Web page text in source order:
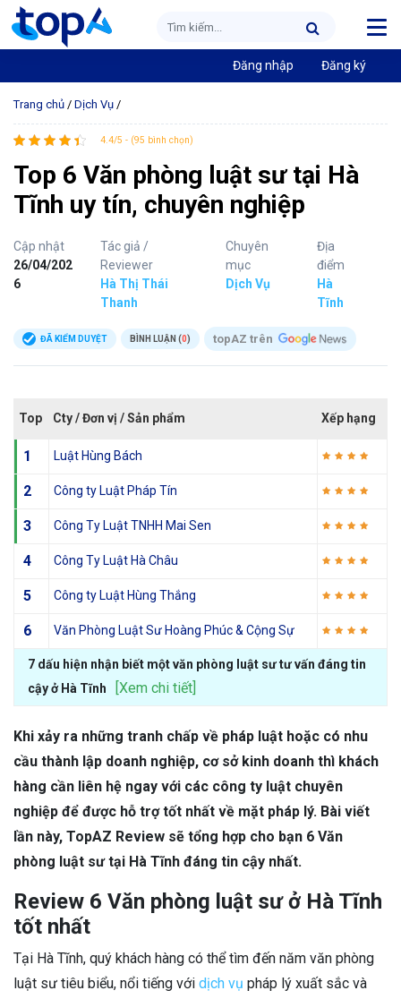
Đăng nhập Đăng ký
Trang chủ / Dịch Vụ /
4.4/5 - (95 bình chọn)
Top 6 Văn phòng luật sư tại Hà
Tĩnh uy tín, chuyên nghiệp
Cập nhật
26/04/202
6
Tác giả /
Reviewer
Hà Thị Thái
Thanh
Chuyên
mục
Dịch Vụ
Địa
điểm
Hà
Tĩnh
ĐÃ KIỂM DUYỆT BÌNH LUẬN (0) topAZ trên
Top Cty / Đơn vị / Sản phẩm Xếp hạng
1 Luật Hùng Bách
2 Công ty Luật Pháp Tín
3 Công Ty Luật TNHH Mai Sen
4 Công Ty Luật Hà Châu
5 Công ty Luật Hùng Thắng
6 Văn Phòng Luật Sư Hoàng Phúc & Cộng Sự
7 dấu hiện nhận biết một văn phòng luật sư tư vấn đáng tin
cậy ở Hà Tĩnh
[Xem chi tiết]
Khi xảy ra những tranh chấp về pháp luật hoặc có nhu
cầu thành lập doanh nghiệp, cơ sở kinh doanh thì khách
hàng cần liên hệ ngay với các công ty luật chuyên
nghiệp để được hỗ trợ tốt nhất về mặt pháp lý. Bài viết
lần này, TopAZ Review sẽ tổng hợp cho bạn 6 Văn
phòng luật sư tại Hà Tĩnh đáng tin cậy nhất.
Review 6 Văn phòng luật sư ở Hà Tĩnh
tốt nhất
Tại Hà Tĩnh, quý khách hàng có thể tìm đến năm văn phòng
luật sư tiêu biểu, nổi tiếng với dịch vụ pháp lý xuất sắc và